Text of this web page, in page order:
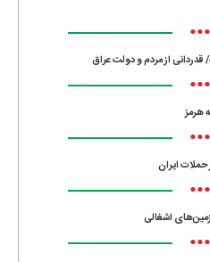
•••
از مردم و دولت عراق
•••
هرمز
•••
•••
اشغالی
•••